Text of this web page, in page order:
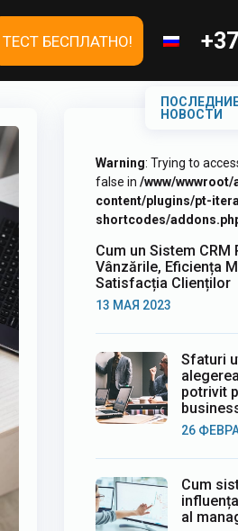
ТЕСТ БЕСПЛАТНО!
НОВОСТИ
Warning: Trying to
false in /www/
content/plugins/pt-
shortcodes/
Cum un Sistem CRM
Vânzările, Eficiența
Satisfacția Clienților
13 МАЯ 2023
Sfaturi
potrivit
26
Cum
al